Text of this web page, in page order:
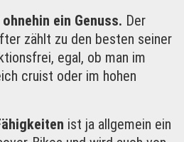
ein Genuss. Der
zählt zu den besten seiner
egal, ob man im
cruist oder im hohen
ist ja allgemein ein